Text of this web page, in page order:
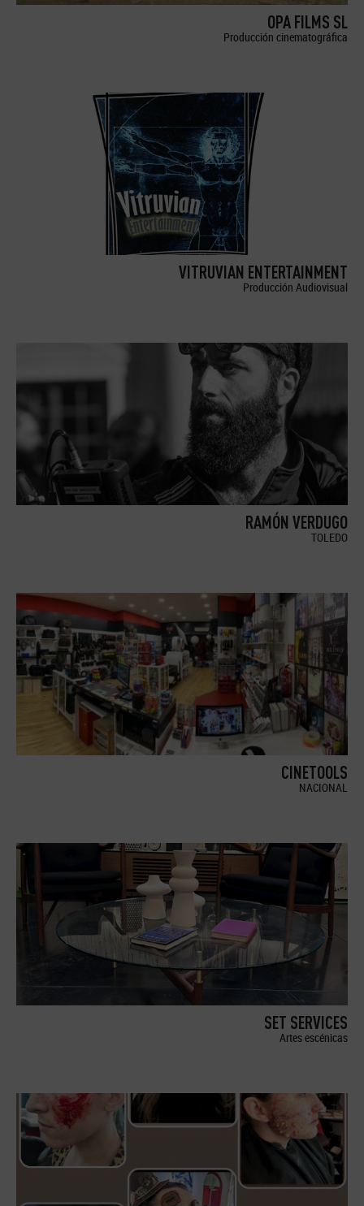
OPA FILMS SL
Producción cinematográfica
VITRUVIAN ENTERTAINMENT
Producción Audiovisual
RAMÓN VERDUGO
TOLEDO
CINETOOLS
NACIONAL
SET SERVICES
Artes escénicas